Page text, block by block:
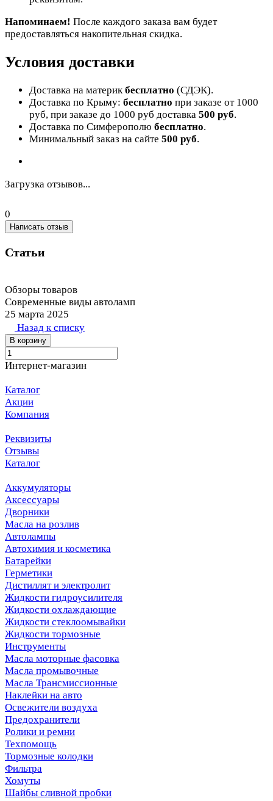
Напоминаем! После каждого заказа вам будет
предоставляться накопительная скидка.
Условия доставки
Доставка на материкбесплатно (СДЭК).
Доставка по Крыму: бесплатно при заказе от 1000
руб, при заказе до 1000 руб доставка 500 руб.
Доставка по Симферополю бесплатно.
Минимальный заказ на сайте 500 руб.
Загрузка отзывов...
0
Написать отзыв
Статьи
Обзоры товаров
Современные виды автоламп
25 марта 2025
Назад к списку
В корзину
Интернет-магазин
Каталог
Акции
Компания
Реквизиты
Отзывы
Каталог
Аккумуляторы
Аксессуары
Дворники
Масла на розлив
Автолампы
Автохимия и косметика
Батарейки
Герметики
Дистиллят и электролит
Жидкости гидроусилителя
Жидкости охлаждающие
Жидкости стеклоомывайки
Жидкости тормозные
Инструменты
Масла моторные фасовка
Масла промывочные
Масла Трансмиссионные
Наклейки на авто
Освежители воздуха
Предохранители
Ролики и ремни
Техпомощь
Тормозные колодки
Фильтра
Хомуты
Шайбы сливной пробки